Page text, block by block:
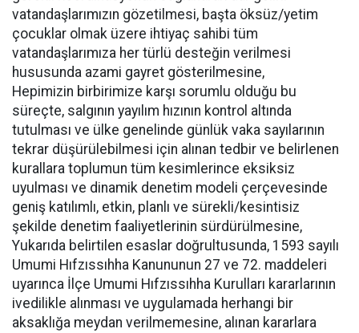
vatandaşlarımızın gözetilmesi, başta öksüz/yetim
çocuklar olmak üzere ihtiyaç sahibi tüm
vatandaşlarımıza her türlü desteğin verilmesi
hususunda azami gayret gösterilmesine,
Hepimizin birbirimize karşı sorumlu olduğu bu
süreçte, salgının yayılım hızının kontrol altında
tutulması ve ülke genelinde günlük vaka sayılarının
tekrar düşürülebilmesi için alınan tedbir ve belirlenen
kurallara toplumun tüm kesimlerince eksiksiz
uyulması ve dinamik denetim modeli çerçevesinde
geniş katılımlı, etkin, planlı ve sürekli/kesintisiz
şekilde denetim faaliyetlerinin sürdürülmesine,
Yukarıda belirtilen esaslar doğrultusunda, 1593 sayılı
Umumi Hıfzıssıhha Kanununun 27 ve 72. maddeleri
uyarınca İlçe Umumi Hıfzıssıhha Kurulları kararlarının
ivedilikle alınması ve uygulamada herhangi bir
aksaklığa meydan verilmemesine, alınan kararlara